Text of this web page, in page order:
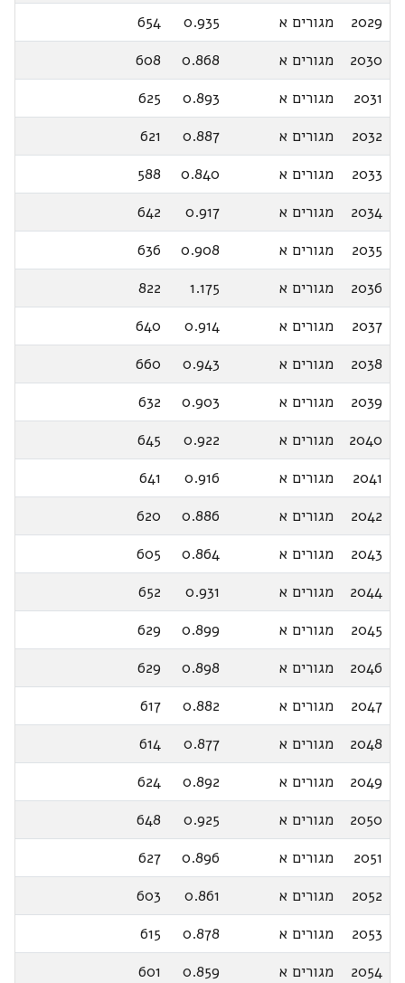
2029 מגורים א 0.935
654
2030
מגורים א 0.868
608
2031
מגורים א 0.893
625
2032
מגורים א 0.887
621
2033
מגורים א 0.840
588
2034
מגורים א 0.917
642
2035
מגורים א 0.908
636
2036
מגורים א 1.175
822
2037
מגורים א 0.914
640
2038
מגורים א 0.943
660
2039
מגורים א 0.903
632
2040
מגורים א 0.922
645
2041
מגורים א 0.916
641
2042
מגורים א 0.886
620
2043
מגורים א 0.864
605
2044
מגורים א 0.931
652
2045
מגורים א 0.899
629
2046
מגורים א 0.898
629
2047
מגורים א 0.882
617
2048
מגורים א 0.877
614
2049
מגורים א 0.892
624
2050
מגורים א 0.925
648
2051
מגורים א 0.896
627
2052
מגורים א 0.861
603
2053
מגורים א 0.878
615
2054
מגורים א 0.859
601